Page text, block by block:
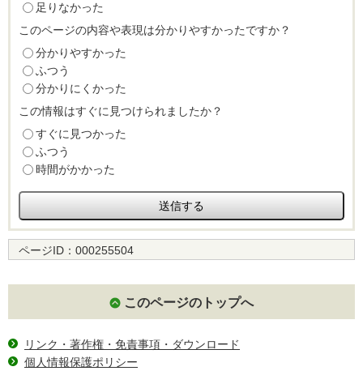
足りなかった
このページの内容や表現は分かりやすかったですか？
分かりやすかった
ふつう
分かりにくかった
この情報はすぐに見つけられましたか？
すぐに見つかった
ふつう
時間がかかった
ページID： 000255504
このページのトップへ
リンク・著作権・免責事項・ダウンロード
個人情報保護ポリシー